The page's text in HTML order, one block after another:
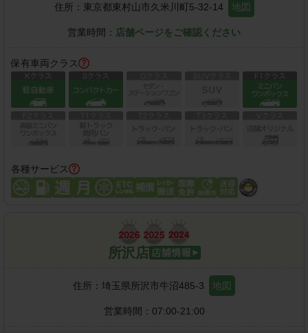
住所： 東京都東村山市久米川町5-32-14 地図
営業時間： 店舗ページをご確認ください
保有車両クラス
各種サービス
所沢店
住所： 埼玉県所沢市牛沼485-3 地図
営業時間： 07:00-21:00